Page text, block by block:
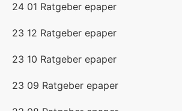
24 01 Ratgeber epaper
23 12 Ratgeber epaper
23 10 Ratgeber epaper
23 09 Ratgeber epaper